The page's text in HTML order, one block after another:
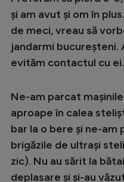
și am avut și om în
de meci, vreau să
jandarmi bucureșteni.
evităm contactul cu
Ne-am parcat
aproape în calea
bar la o bere și ne-am
brigăzile de ultrași
zic). Nu au sărit la
deplasare și și-au